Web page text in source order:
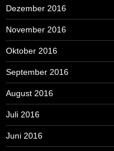
Dezember 2016
November 2016
Oktober 2016
September 2016
August 2016
Juli 2016
Juni 2016